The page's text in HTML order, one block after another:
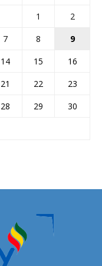
1
2
7 8
9
14 15
16
21 22
23
28 29
30